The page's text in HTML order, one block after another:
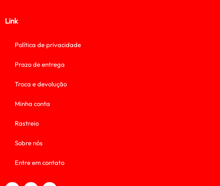
Link
Política de privacidade
Prazo de entrega
Troca e devolução
Minha conta
Rastreio
Sobre nós
Entre em contato